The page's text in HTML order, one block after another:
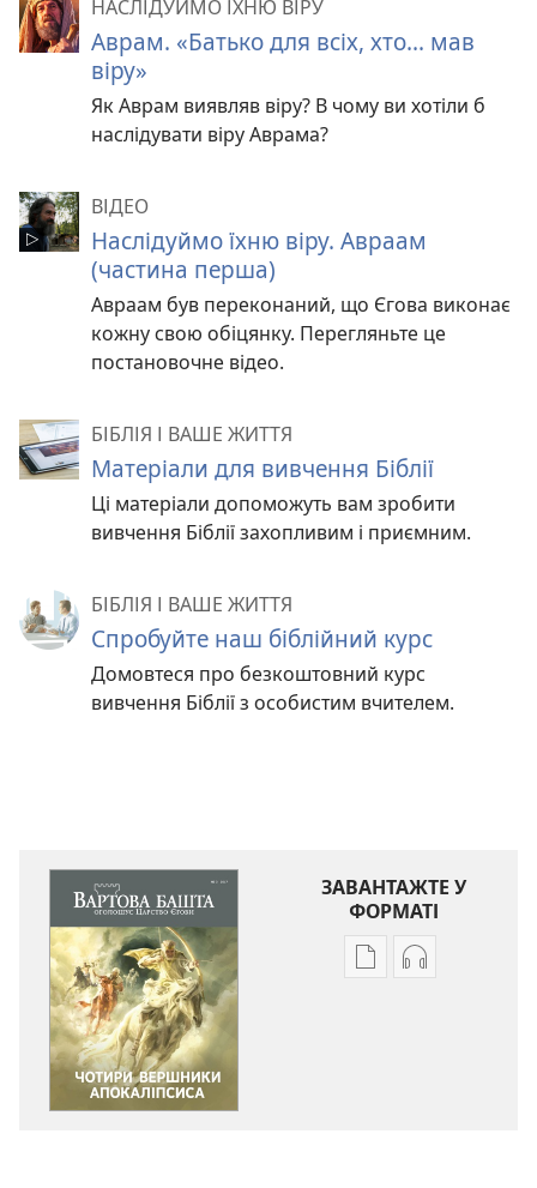
НАСЛІДУЙМО ЇХНЮ ВІРУ
Аврам. «Батько для всіх, хто... мав
віру»
Як Аврам виявляв віру? В чому ви хотіли б
наслідувати віру Аврама?
ВІДЕО
Наслідуймо їхню віру. Авраам
(частина перша)
Авраам був переконаний, що Єгова виконає
кожну свою обіцянку. Перегляньте це
постановочне відео.
БІБЛІЯ І ВАШЕ ЖИТТЯ
Матеріали для вивчення Біблії
Ці матеріали допоможуть вам зробити
вивчення Біблії захопливим і приємним.
БІБЛІЯ І ВАШЕ ЖИТТЯ
Спробуйте наш біблійний курс
Домовтеся про безкоштовний курс
вивчення Біблії з особистим вчителем.
ЗАВАНТАЖТЕ У
ФОРМАТІ
ПараметриПараметри